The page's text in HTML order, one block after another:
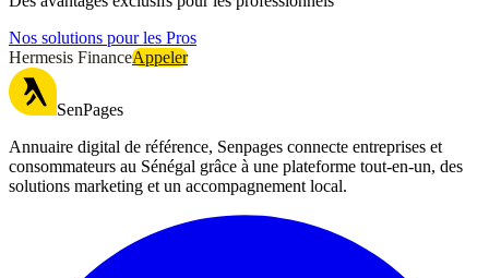
Nos solutions pour les Pros
Hermesis FinanceAppeler
SenPages
Annuaire digital de référence, Senpages connecte entreprises et
consommateurs au Sénégal grâce à une plateforme tout-en-un, des
solutions marketing et un accompagnement local.